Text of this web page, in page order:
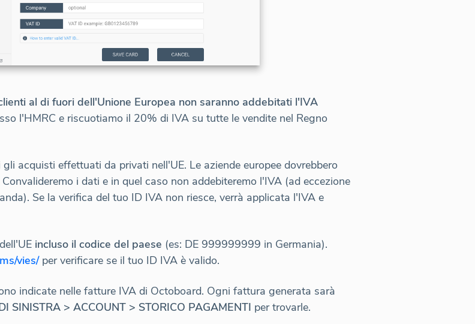
al di fuori dell'Unione Europea non saranno addebitati l'IVA
l'HMRC e riscuotiamo il 20% di IVA su tutte le vendite nel Regno
acquisti effettuati da privati nell'UE. Le aziende europee dovrebbero
i dati e in quel caso non addebiteremo l'IVA (ad eccezione
Se la verifica del tuo ID IVA non riesce, verrà applicata l'IVA e
incluso il codice del paese (es: DE 999999999 in Germania).
vies/per verificare se il tuo ID IVA è valido.
indicate nelle fatture IVA di Octoboard. Ogni fattura generata sarà
SINISTRA > ACCOUNT > STORICO PAGAMENTI per trovarle.